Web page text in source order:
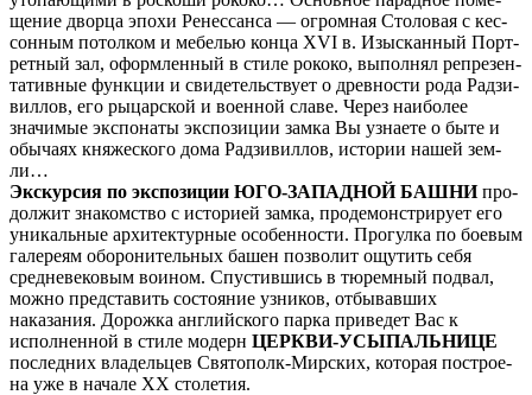
ще­ние двор­ца эпо­хи Ренессанса — огромная Столовая с кес­
сон­ным по­тол­ком и ме­бе­лью кон­ца XVI в. Изысканный Порт­
рет­ный зал, оформленный в сти­ле ро­ко­ко, вы­пол­нял ре­пре­зен­
та­тив­ные функ­ции и сви­де­тель­ству­ет о древ­но­сти ро­да Рад­зи­
вил­лов, его ры­цар­ской и во­ен­ной сла­ве. Через наи­бо­лее
значимые экс­по­на­ты экс­по­зи­ции зам­ка Вы узна­е­те о быте и
обычаях княжеского до­ма Рад­зи­вил­лов, ис­то­рии на­шей зем­
ли…
Экс­кур­сия по экс­по­зи­ции ЮГО-ЗАПАДНОЙ БАШНИпро­
дол­жит знакомство с ис­то­ри­ей зам­ка, продемонстрирует его
уни­каль­ные ар­хи­тек­тур­ные осо­бен­но­сти. Прогулка по боевым
галереям оборонительных ба­шен поз­во­лит ощу­тить се­бя
средневековым воином. Спустившись в тюремный подвал,
мож­но пред­ста­вить состояние уз­ни­ков, от­бы­ва­вших
наказания. Дорожка английского пар­ка при­ве­дет Вас к
исполненной в сти­ле мо­дерн ЦЕРКВИ-УСЫПАЛЬНИЦЕ
по­след­них вла­дель­цев Святополк-Мирских, ко­то­рая по­стро­е­
на уже в на­ча­ле XX сто­ле­тия.